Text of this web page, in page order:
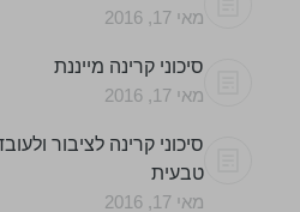
מאי 17, 2016
סיכוני קרינה מייננת
מאי 17, 2016
סיכוני קרינה לציבור
טבעית
מאי 17, 2016